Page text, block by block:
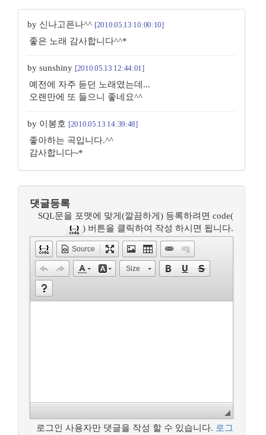
by 신나고픈나^^ [2010.05.13 10:00:10]
좋은 노래 감사합니다^^*
by sunshiny [2010.05.13 12:44:01]
예전에 자주 듣던 노래였는데...
오랜만에 또 들으니 좋네요^^
by 이봉호 [2010.05.13 14:39:48]
좋아하는 곡입니다.^^
감사합니다~*
댓글등록
SQL문을 포맷에 맞게(깔끔하게) 등록하려면 code(
) 버튼을 클릭하여 작성 하시면 됩니다.
Source
Size
로그인 사용자만 댓글을 작성 할 수 있습니다. 로그